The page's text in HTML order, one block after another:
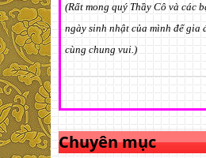
(Rất mong quý Thầy Cô và các
ngày sinh nhật của mình để gia
cùng chung vui.)
Chuyên mục